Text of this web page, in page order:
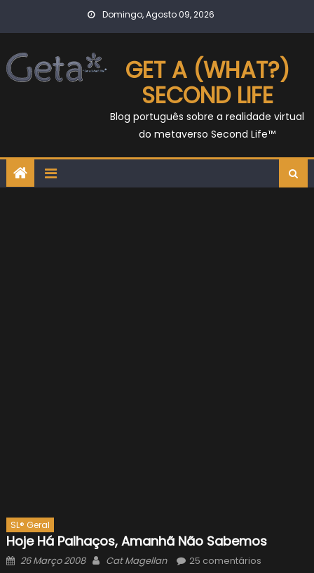
Domingo, Agosto 09, 2026
GET A (WHAT?)
SECOND LIFE
Blog português sobre a realidade virtual
do metaverso Second Life™
SL® Geral
Hoje Há Palhaços, Amanhã Não Sabemos
Posted
26 Março 2008 Author
Cat Magellan 25 comentários